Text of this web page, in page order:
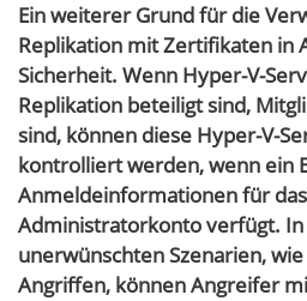
Ein weiterer Grund für die
Replikation mit Zertifikaten in
Sicherheit. Wenn Hyper-V-
Replikation beteiligt sind,
sind, können diese Hyper-V-
kontrolliert werden, wenn ein
Anmeldeinformationen für
Administratorkonto verfügt.
unerwünschten Szenarien,
Angriffen, können Angreifer